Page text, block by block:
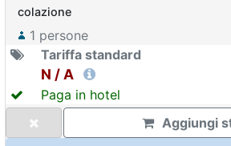
colazione
1 persone
Tariffa standard
N / A
Paga in hotel
Aggiungi